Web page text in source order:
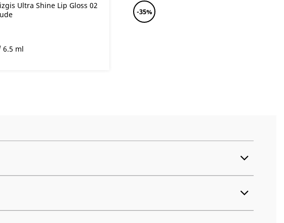
-35%
Ultra Shine Lip Gloss 02
6.5 ml